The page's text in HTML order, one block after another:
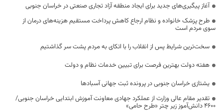
آغاز پیگیری‌های جدید برای ایجاد منطقه آزاد تجاری صنعتی در خراسان جنوبی
طرح پزشک خانواده و نظام ارجاع کاهش پرداخت مستقیم هزینه‌های درمان از
سوی مردم است
سخت‌ترین شرایط پس از انقلاب را با اتکای به مردم پشت سر گذاشتیم
هفته دولت بهترین فرصت برای تبیین خدمات نظام و دولت
یشتازی خراسان جنوبی در پرونده ثبت جهانی آسبادها
تقدیر مقام عالی وزارت از عملکرد جهادی معاونت آموزش ابتدایی خراسان جنوبی/
۴۶۰۰ دانش‌آموز زیر چتر «طرح حامی»